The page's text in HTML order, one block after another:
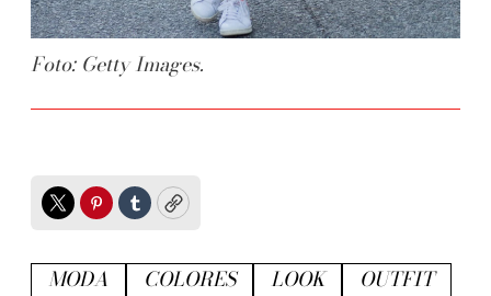
Foto: Getty Images.
TwitterPinterest
TumblrCopy
MODA COLORES LOOK
OUTFIT